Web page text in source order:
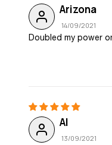
Arizona
14/09/2021
Doubled my power
Al
13/09/2021